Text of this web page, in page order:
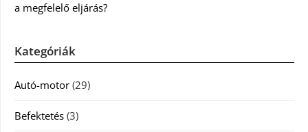
a megfelelő eljárás?
Kategóriák
Autó-motor (29)
Befektetés (3)